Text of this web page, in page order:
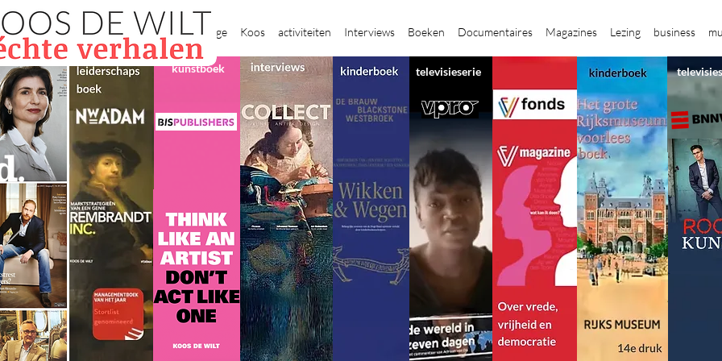
New Page Koos activiteiten Interviews Boeken Documentaires Magazines Lezing business
kunstboek televisieserie